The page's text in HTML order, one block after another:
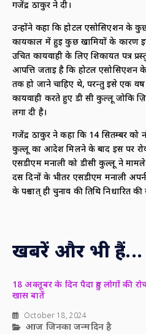
गजेंद्र ठाकुर ने दी।
उन्होंने कहा कि होटल एसोसिएशन के
कार्यकाल में हुई कुछ खामियों के कारण
उचित कार्यवाही के लिए शिकायत पत्र
आपत्ति जताई है कि होटल एसोसिएशन
तक हो जाने चाहिए थे, परन्तु इसे एक
कार्यवाही करते हुए डी सी कुल्लू जोकि
लगा दी है।
गजेंद्र ठाकुर ने कहा कि 14 सितम्बर को
कुल्लू का आदेश मिलने के बाद इस पर
एसडीएम मनाली को डीसी कुल्लू ने
दस दिनों के भीतर एसडीएम मनाली
के पश्चात् ही चुनाव की तिथि निर्धारित की
खबरें और भी हैं...
18 अक्तूबर के दिन पैदा हुए लोगों की
खास बातें
October 18, 2024
आज जिनका जन्मदिन है